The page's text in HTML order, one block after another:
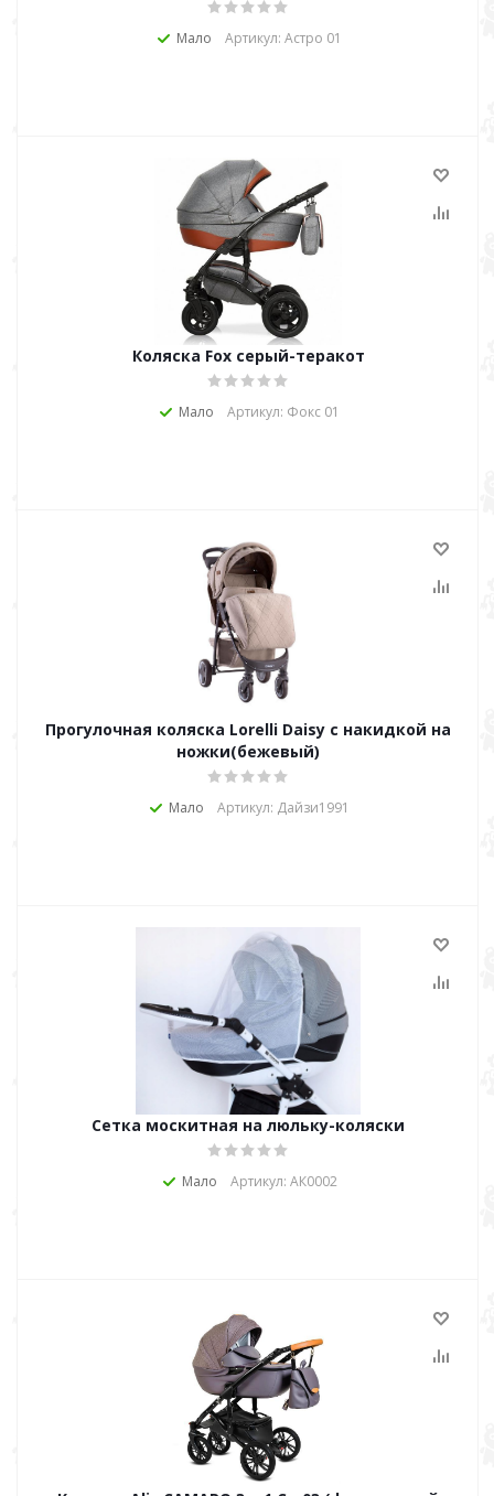
Мало Артикул: Астро 01
Коляска Fox серый-теракот
Мало Артикул: Фокс 01
Прогулочная коляска Lorelli Daisy с накидкой на
ножки(бежевый)
Мало Артикул: Дайзи1991
Сетка москитная на люльку-коляски
Мало Артикул: АК0002